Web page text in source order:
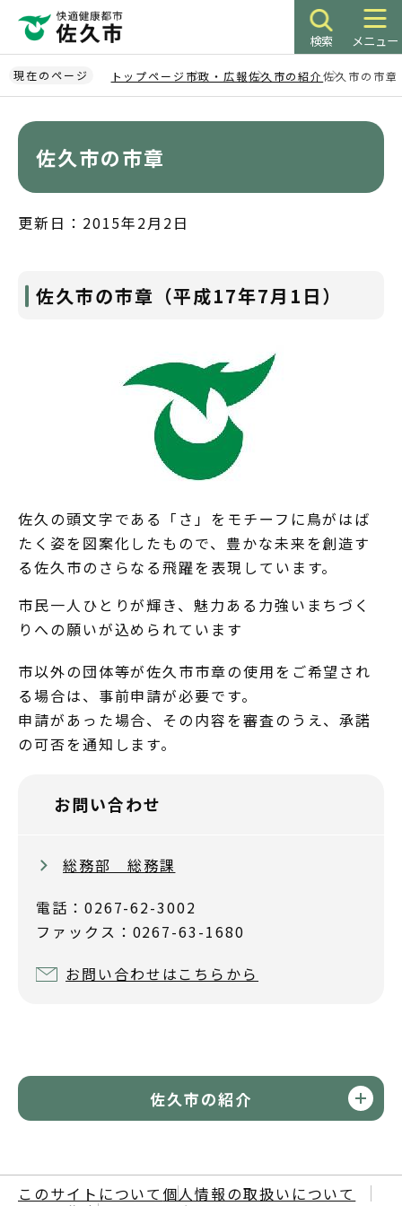
ペ
ー
ジ
検索 メニュー
現在のページ トップページ 市政・広報佐久市の紹介佐久市の市章
佐久市の市章
更新日：2015年2月2日
佐久市の市章（平成17年7月1日）
佐久の頭文字である「さ」をモチーフに鳥がはば
たく姿を図案化したもので、豊かな未来を創造す
る佐久市のさらなる飛躍を表現しています。
市民一人ひとりが輝き、魅力ある力強いまちづく
りへの願いが込められています
市以外の団体等が佐久市市章の使用をご希望され
る場合は、事前申請が必要です。
申請があった場合、その内容を審査のうえ、承諾
の可否を通知します。
お問い合わせ
総務部 総務課
電話：0267-62-3002
ファックス：0267-63-1680
お問い合わせはこちらから
佐久市の紹介
このサイトについて 個人情報の取扱いについて